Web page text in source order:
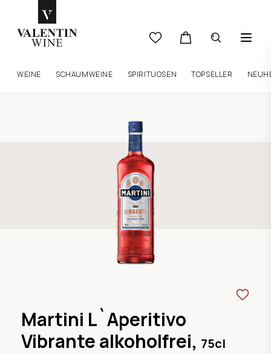
WEINE SCHAUMWEINE SPIRITUOSEN TOPSELLER
Martini L`Aperitivo
Vibrante alkoholfrei, 75cl